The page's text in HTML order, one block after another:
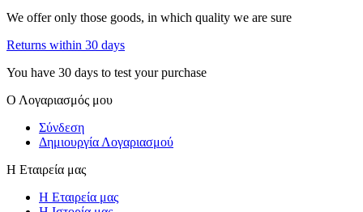
We offer only those goods, in which quality we are sure
Returns within 30 days
You have 30 days to test your purchase
Ο Λογαριασμός μου
Σύνδεση
Δημιουργία Λογαριασμού
Η Εταιρεία μας
Η Εταιρεία μας